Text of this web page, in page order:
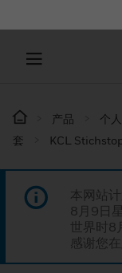
产品 个
套
KCL
本网站
8月9日
世界时8
感谢您